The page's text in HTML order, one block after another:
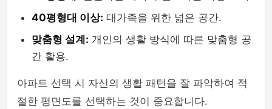
40평형대 이상: 대가족을 위한 넓은 공간.
맞춤형 설계: 개인의 생활 방식에 따른 맞춤형 공
간 활용.
아파트 선택 시 자신의 생활 패턴을 잘 파악하여 적
절한 평면도를 선택하는 것이 중요합니다.